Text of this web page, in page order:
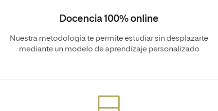
Docencia 100% online
Nuestra metodología te permite estudiar sin desplazarte
mediante un modelo de aprendizaje personalizado